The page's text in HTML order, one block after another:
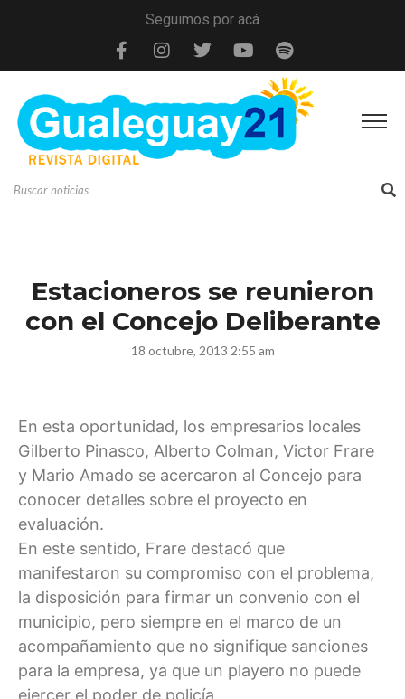
Seguimos por acá
Estacioneros se reunieron
con el Concejo Deliberante
18 octubre, 2013 2:55 am
En esta oportunidad, los empresarios locales
Gilberto Pinasco, Alberto Colman, Victor Frare
y Mario Amado se acercaron al Concejo para
conocer detalles sobre el proyecto en
evaluación.
En este sentido, Frare destacó que
manifestaron su compromiso con el problema,
la disposición para firmar un convenio con el
municipio, pero siempre en el marco de un
acompañamiento que no signifique sanciones
para la empresa, ya que un playero no puede
ejercer el poder de policía.